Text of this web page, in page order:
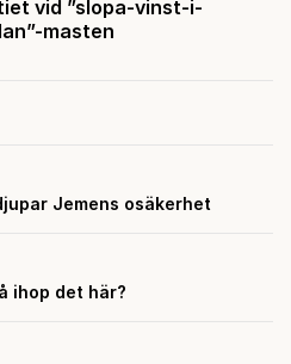
vid ”slopa-vinst-i-
masten
Jemens osäkerhet
ihop det här?